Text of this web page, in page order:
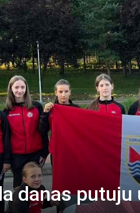
danas putuju